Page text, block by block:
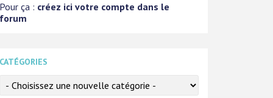
Pour ça : créez ici votre compte dans le
forum
CATÉGORIES